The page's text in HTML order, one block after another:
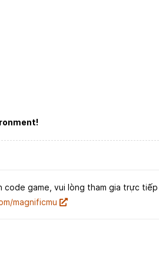
code game, vui lòng tham gia trực tiếp
magnificmu